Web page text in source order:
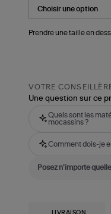
Prendre une taille en
VOTRE
Une question sur ce
Quels sont les
mocassins ?
Comment dois-je
LIVRAISON